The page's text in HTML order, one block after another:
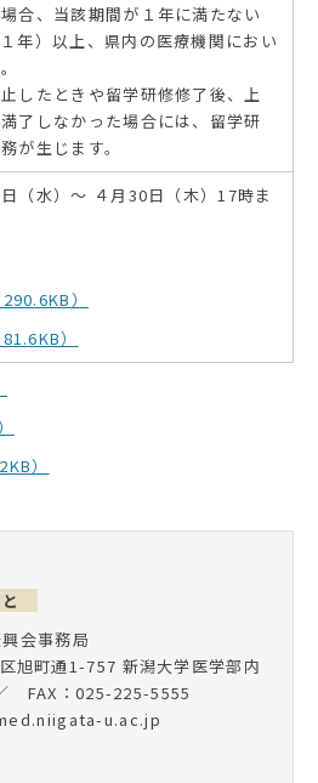
合、当該期間が１年に満たない
年）以上、県内の医療機関におい
したときや留学研修修了後、上
了しなかった場合には、留学研
が生じます。
（水）～ ４月30日（木）17時ま
）
）
）
と
会事務局
旭町通1-757 新潟大学医学部内
FAX：025-225-5555
u.ac.jp